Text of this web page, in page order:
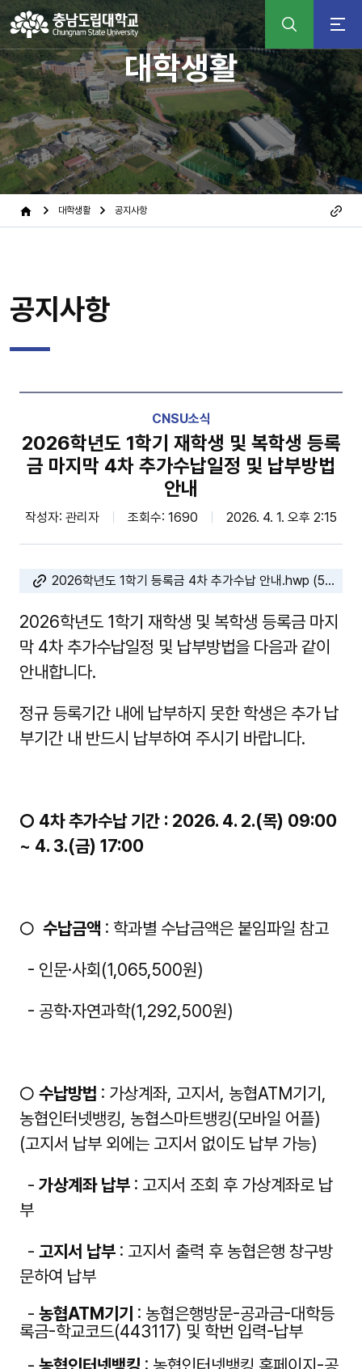
검
색
어
입
력
대학생활
대학생활 공지사항
공지사항
CNSU소식
2026학년도 1학기 재학생 및 복학생 등록
금 마지막 4차 추가수납일정 및 납부방법
안내
작성자: 관리자 조회수: 1690 2026. 4. 1. 오후 2:15
2026학년도 1학기 등록금 4차 추가수납 안내.hwp (58.0kB)
2026학년도 1학기 재학생 및 복학생 등록금 마지
막 4차 추가수납일정 및 납부방법을 다음과 같이
안내합니다.
정규 등록기간 내에 납부하지 못한 학생은 추가 납
부기간 내 반드시 납부하여 주시기 바랍니다.
○ 4차 추가수납 기간 : 2026. 4. 2.(목) 09:00
~ 4. 3.(금) 17:00
○ 수납금액 : 학과별 수납금액은 붙임파일 참고
- 인문·사회(1,065,500원)
- 공학·자연과학(1,292,500원)
○ 수납방법 : 가상계좌, 고지서, 농협ATM기기,
농협인터넷뱅킹, 농협스마트뱅킹(모바일 어플)
(고지서 납부 외에는 고지서 없이도 납부 가능)
- 가상계좌 납부 : 고지서 조회 후 가상계좌로 납
부
- 고지서 납부 : 고지서 출력 후 농협은행 창구방
문하여 납부
- 농협ATM기기 : 농협은행방문-공과금-대학등
록금-학교코드(443117) 및 학번 입력-납부